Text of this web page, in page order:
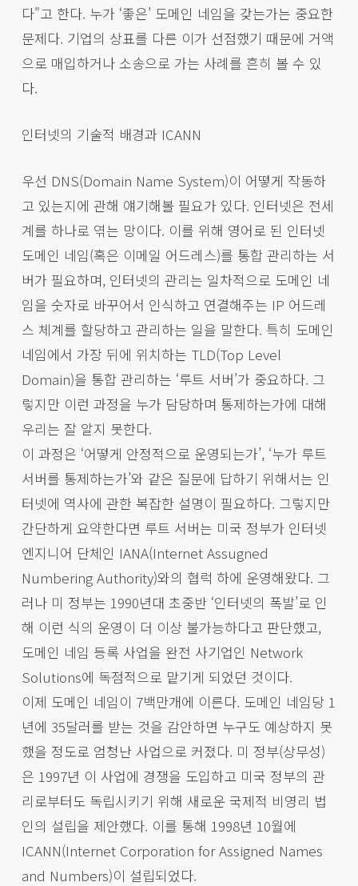
다"고 한다. 누가 ‘좋은’ 도메인 네임을 갖는가는 중요한
문제다. 기업의 상표를 다른 이가 선점했기 때문에 거액
으로 매입하거나 소송으로 가는 사례를 흔히 볼 수 있
다.
인터넷의 기술적 배경과 ICANN
우선 DNS(Domain Name System)이 어떻게 작동하
고 있는지에 관해 얘기해볼 필요가 있다. 인터넷은 전세
계를 하나로 엮는 망이다. 이를 위해 영어로 된 인터넷
도메인 네임(혹은 이메일 어드레스)를 통합 관리하는 서
버가 필요하며, 인터넷의 관리는 일차적으로 도메인 네
임을 숫자로 바꾸어서 인식하고 연결해주는 IP 어드레
스 체계를 할당하고 관리하는 일을 말한다. 특히 도메인
네임에서 가장 뒤에 위치하는 TLD(Top Level
Domain)을 통합 관리하는 ‘루트 서버’가 중요하다. 그
렇지만 이런 과정을 누가 담당하며 통제하는가에 대해
우리는 잘 알지 못한다.
이 과정은 ‘어떻게 안정적으로 운영되는가’, ‘누가 루트
서버를 통제하는가’와 같은 질문에 답하기 위해서는 인
터넷에 역사에 관한 복잡한 설명이 필요하다. 그렇지만
간단하게 요약한다면 루트 서버는 미국 정부가 인터넷
엔지니어 단체인 IANA(Internet Assugned
Numbering Authority)와의 협럭 하에 운영해왔다. 그
러나 미 정부는 1990년대 초중반 ‘인터넷의 폭발’로 인
해 이런 식의 운영이 더 이상 불가능하다고 판단했고,
도메인 네임 등록 사업을 완전 사기업인 Network
Solutions에 독점적으로 맡기게 되었던 것이다.
이제 도메인 네임이 7백만개에 이른다. 도메인 네임당 1
년에 35달러를 받는 것을 감안하면 누구도 예상하지 못
했을 정도로 엄청난 사업으로 커졌다. 미 정부(상무성)
은 1997년 이 사업에 경쟁을 도입하고 미국 정부의 관
리로부터도 독립시키기 위해 새로운 국제적 비영리 법
인의 설립을 제안했다. 이를 통해 1998년 10월에
ICANN(Internet Corporation for Assigned Names
and Numbers)이 설립되었다.